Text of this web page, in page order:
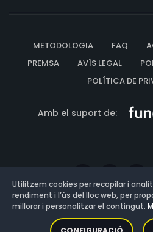
METODOLOGIA FAQ
PREMSA
AVÍS LEGAL
POLÍTICA DE
Amb el suport de:
Versió:
Utilitzem cookies per recopilar i
rendiment i l’ús del lloc web, per
millorar i personalitzar el contingut.